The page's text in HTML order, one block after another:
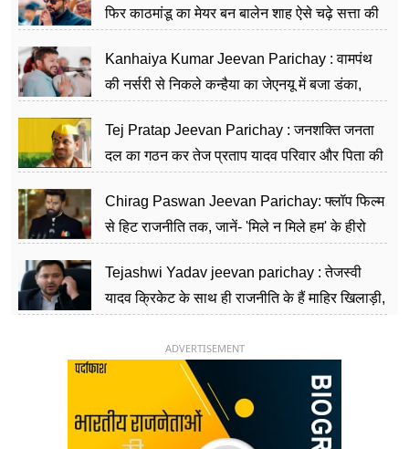
फिर काठमांडू का मेयर बन बालेन शाह ऐसे चढ़े सत्ता की
Kanhaiya Kumar Jeevan Parichay : वामपंथ
की नर्सरी से निकले कन्हैया का जेएनयू में बजा डंका,
Tej Pratap Jeevan Parichay : जनशक्ति जनता
दल का गठन कर तेज प्रताप यादव परिवार और पिता की
Chirag Paswan Jeevan Parichay: फ्लॉप फिल्म
से हिट राजनीति तक, जानें- 'मिले न मिले हम' के हीरो
Tejashwi Yadav jeevan parichay : तेजस्वी
यादव क्रिकेट के साथ ही राजनीति के हैं माहिर खिलाड़ी,
ADVERTISEMENT